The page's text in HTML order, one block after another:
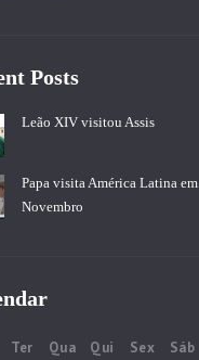
Posts
Leão XIV visitou Assis
Papa visita América Latina em
Novembro
Ter Qua Qui Sex Sáb